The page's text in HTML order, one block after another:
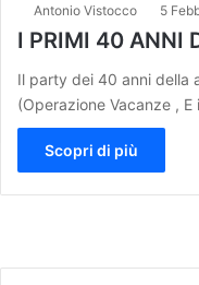
Antonio Vistocco 5
I PRIMI 40 ANNI
Il party dei 40 anni della
(Operazione Vacanze ,
Scopri di più